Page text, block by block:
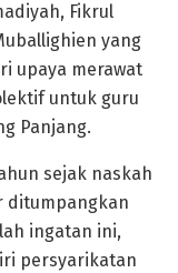
Fikrul
yang
upaya merawat
untuk guru
Panjang.
sejak naskah
ditumpangkan
ingatan ini,
persyarikatan